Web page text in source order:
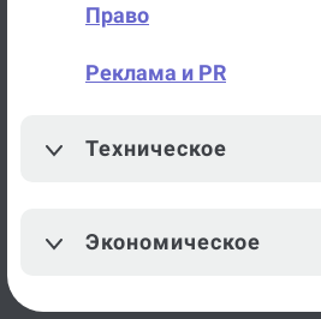
Право
Реклама и PR
Техническое
Экономическое